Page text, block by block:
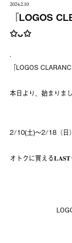
2024.2.10
『LOGOS
✩ᴗ✩
.
『LOGOS
本日より、始まりま
2/10(土)～2/18（日
オトクに買える
LOGOS